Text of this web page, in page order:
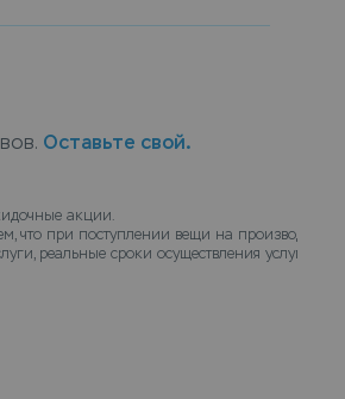
(искусственный мех или
курьер заберет вещи и
Оставьте свой.
акции.
что при поступлении вещи на
реальные сроки осуществления услуги